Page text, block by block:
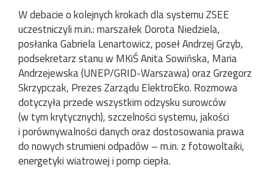
W debacie o kolejnych krokach dla systemu ZSEE
uczestniczyli m.in.: marszałek Dorota Niedziela,
posłanka Gabriela Lenartowicz, poseł Andrzej Grzyb,
podsekretarz stanu w MKiŚ Anita Sowińska, Maria
Andrzejewska (UNEP/GRID-Warszawa) oraz Grzegorz
Skrzypczak, Prezes Zarządu ElektroEko. Rozmowa
dotyczyła przede wszystkim odzysku surowców
(w tym krytycznych), szczelności systemu, jakości
i porównywalności danych oraz dostosowania prawa
do nowych strumieni odpadów – m.in. z fotowoltaiki,
energetyki wiatrowej i pomp ciepła.